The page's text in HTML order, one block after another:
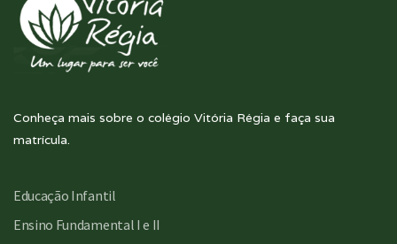
Conheça mais sobre o colégio Vitória Régia e faça sua
matrícula.
Educação Infantil
Ensino Fundamental I e II